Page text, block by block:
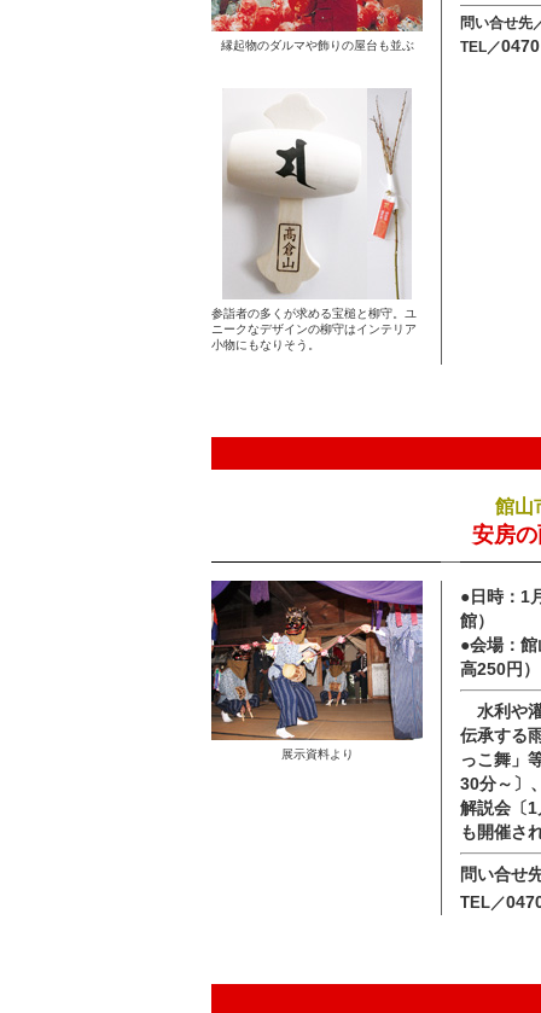
縁起物のダルマや飾りの屋台も並ぶ
参詣者の多くが求める宝槌と柳守。ユ
ニークなデザインの柳守はインテリア
小物にもなりそう。
問い合せ先
TEL／
館山
安房
展示資料より
●日時：1
館）
●会場：
高250円）
水利や
伝承する
っこ舞」
30分～〕
解説会〔
も開催さ
問い合せ
TEL／